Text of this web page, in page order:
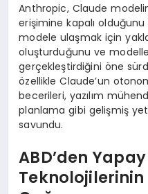
Anthropic, Claude
erişimine kapalı olduğunu
modele ulaşmak için
oluşturduğunu ve
gerçekleştirdiğini öne
özellikle Claude’un
becerileri, yazılım
planlama gibi gelişmiş
savundu.
ABD’den
Teknolojilerinin